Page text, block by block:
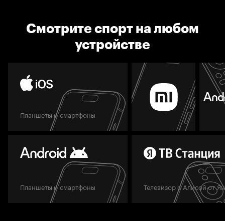
Смотрите спорт на любом
устройстве
Планшеты и смартфоны
Планшеты и смартфоны Телевизор с Алисой от